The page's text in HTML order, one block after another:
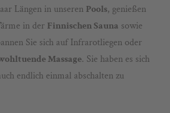
Längen in unseren Pools, genießen
in der Finnischen Sauna sowie
Sie sich auf Infrarotliegen oder
Massage. Sie haben es sich
endlich einmal abschalten zu